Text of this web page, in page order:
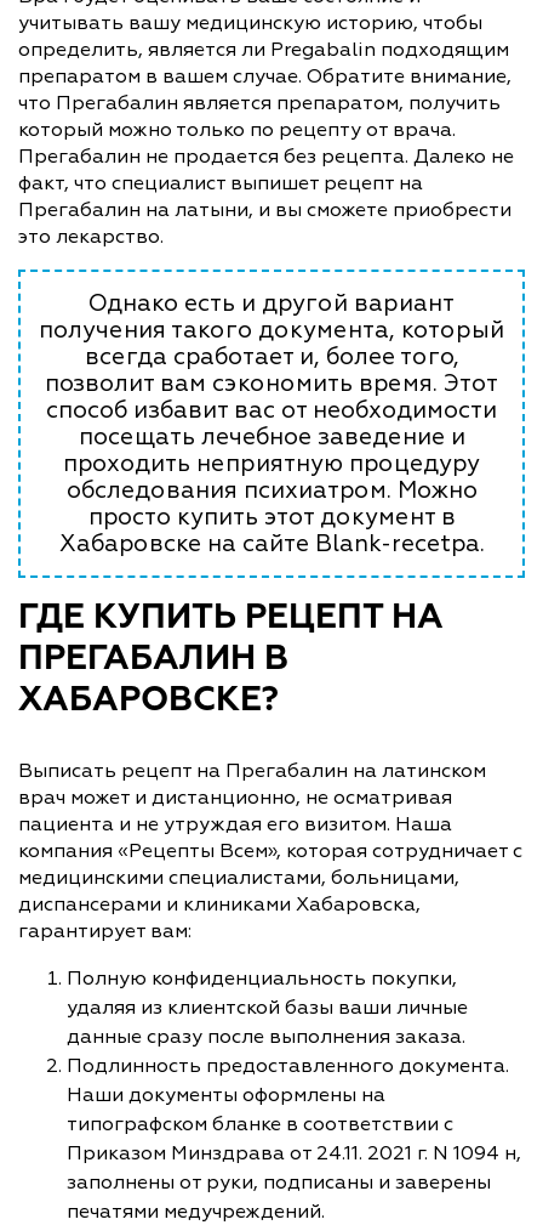
учитывать вашу медицинскую историю, чтобы
определить, является ли Pregabalin подходящим
препаратом в вашем случае. Обратите внимание,
что Прегабалин является препаратом, получить
который можно только по рецепту от врача.
Прегабалин не продается без рецепта. Далеко не
факт, что специалист выпишет рецепт на
Прегабалин на латыни, и вы сможете приобрести
это лекарство.
Однако есть и другой вариант
получения такого документа, который
всегда сработает и, более того,
позволит вам сэкономить время. Этот
способ избавит вас от необходимости
посещать лечебное заведение и
проходить неприятную процедуру
обследования психиатром. Можно
просто купить этот документ в
Хабаровске на сайте Blank-recetpa.
ГДЕ КУПИТЬ РЕЦЕПТ НА
ПРЕГАБАЛИН В
ХАБАРОВСКЕ?
Выписать рецепт на Прегабалин на латинском
врач может и дистанционно, не осматривая
пациента и не утруждая его визитом. Наша
компания «Рецепты Всем», которая сотрудничает с
медицинскими специалистами, больницами,
диспансерами и клиниками Хабаровска,
гарантирует вам:
Полную конфиденциальность покупки,
удаляя из клиентской базы ваши личные
данные сразу после выполнения заказа.
Подлинность предоставленного документа.
Наши документы оформлены на
типографском бланке в соответствии с
Приказом Минздрава от 24.11. 2021 г. N 1094 н,
заполнены от руки, подписаны и заверены
печатями медучреждений.